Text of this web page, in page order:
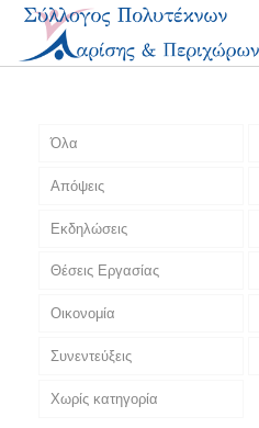
Όλα
Απόψεις
Εκδηλώσεις
Θέσεις Εργασίας
Οικονομία
Συνεντεύξεις
Χωρίς κατηγορία